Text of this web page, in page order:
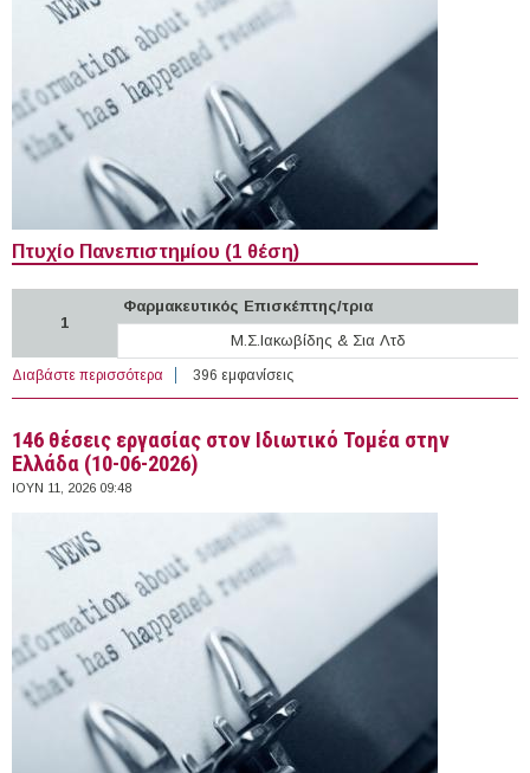
Πτυχίο Πανεπιστημίου (1 θέση)
1
Φαρμακευτικός Επισκέπτης/τρια
Μ.Σ.Ιακωβίδης & Σια Λτδ
Διαβάστε περισσότερα για 79 θέσεις εργασίας στον Ιδιωτικό Τομέα στην Κύπρο
(10-06-2026)
396 εμφανίσεις
146 θέσεις εργασίας στον Ιδιωτικό Τομέα στην
Ελλάδα (10-06-2026)
ΙΟΥΝ 11, 2026 09:48